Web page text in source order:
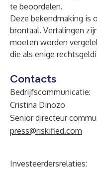
te beoordelen.
Deze bekendmaking is
brontaal. Vertalingen
moeten worden
die als enige
Contacts
Bedrijfscommunicatie:
Cristina Dinozo
Senior directeur
press@riskified.com
Investeerdersrelaties: